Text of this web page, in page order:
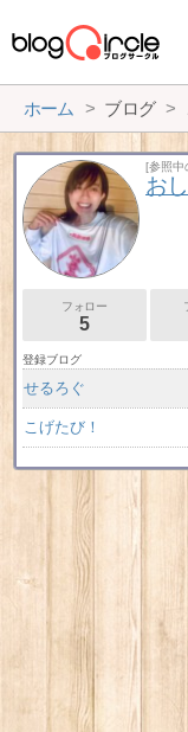
ホーム ブログ
[参照中
お
フォロー
5
登録ブログ
せるろぐ
こげたび！